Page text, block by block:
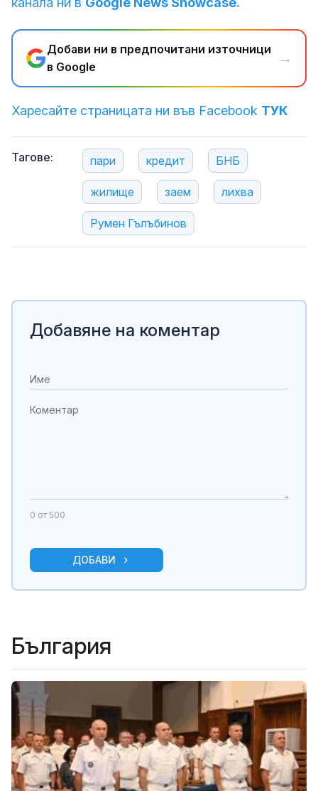
Добави ни в предпочитани източници
в Google
→
Харесайте страницата ни във Facebook ТУК
Тагове: пари кредит БНБ
жилище заем лихва
Румен Гълъбинов
Добавяне на коментар
0 от 500
ДОБАВИ
България